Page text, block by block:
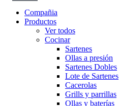
Compañia
Productos
Ver todos
Cocinar
Sartenes
Ollas a presión
Sartenes Dobles
Lote de Sartenes
Cacerolas
Grills y parrillas
Ollas y baterías